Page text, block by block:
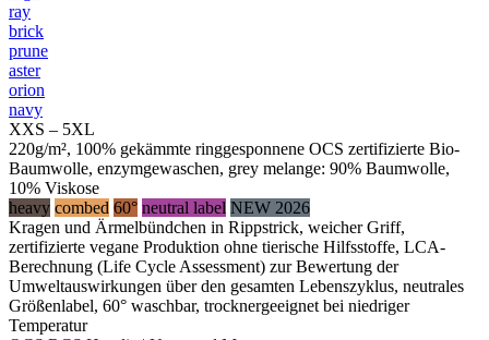
ray
brick
prune
aster
orion
navy
XXS – 5XL
220g/m², 100% gekämmte ringgesponnene OCS zertifizierte Bio-
Baumwolle, enzymgewaschen, grey melange: 90% Baumwolle,
10% Viskose
heavy combed 60° neutral label NEW 2026
Kragen und Ärmelbündchen in Rippstrick, weicher Griff,
zertifizierte vegane Produktion ohne tierische Hilfsstoffe, LCA-
Berechnung (Life Cycle Assessment) zur Bewertung der
Umweltauswirkungen über den gesamten Lebenszyklus, neutrales
Größenlabel, 60° waschbar, trocknergeeignet bei niedriger
Temperatur